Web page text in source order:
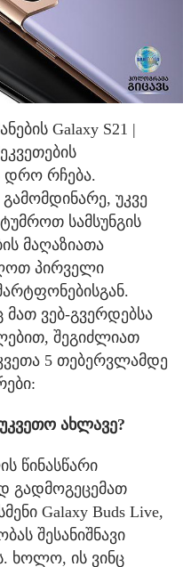
Galaxy S21 |
რჩება.
უკვე
სამსუნგის
მაღაზიათა
პირველი
მათ ვებ-გვერდებსა
შეგიძლიათ
5 თებერვლამდე
ახლავე?
წინასწარი
გადმოგეცემათ
Galaxy Buds Live,
შესანიშნავი
ხოლო, ის ვინც